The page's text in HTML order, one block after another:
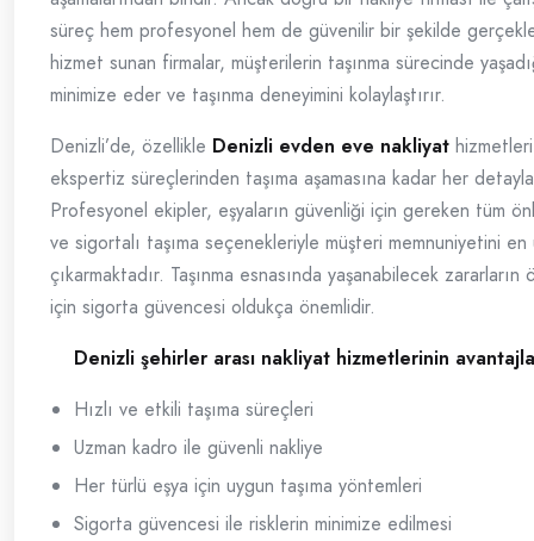
süreç hem profesyonel hem de güvenilir bir şekilde
hizmet sunan firmalar, müşterilerin taşınma sürecinde
minimize eder ve taşınma deneyimini kolaylaştırır.
Denizli’de, özellikle Denizli evden eve nakliyat
ekspertiz süreçlerinden taşıma aşamasına kadar her
Profesyonel ekipler, eşyaların güvenliği için gereken tüm
ve sigortalı taşıma seçenekleriyle müşteri memnuniyetini
çıkarmaktadır. Taşınma esnasında yaşanabilecek
için sigorta güvencesi oldukça önemlidir.
Denizli şehirler arası nakliyat hizmetlerinin
Hızlı ve etkili taşıma süreçleri
Uzman kadro ile güvenli nakliye
Her türlü eşya için uygun taşıma yöntemleri
Sigorta güvencesi ile risklerin minimize edilmesi